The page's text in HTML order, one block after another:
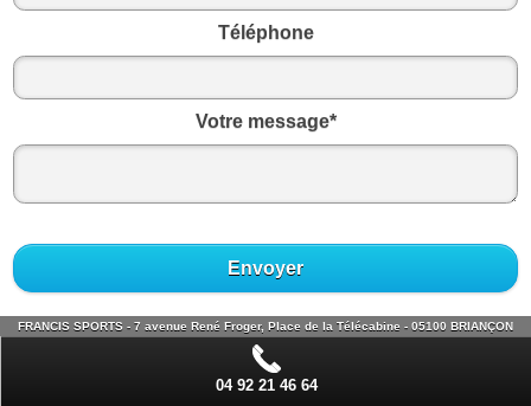
Téléphone
Votre message*
Envoyer
FRANCIS SPORTS - 7 avenue René Froger, Place de la Télécabine - 05100 BRIANÇON
04 92 21 46 64